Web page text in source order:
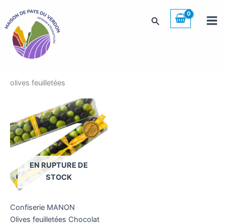
contenu
Rechercher
olives feuilletées
EN RUPTURE DE
STOCK
Confiserie MANON
Olives feuilletées Chocolat